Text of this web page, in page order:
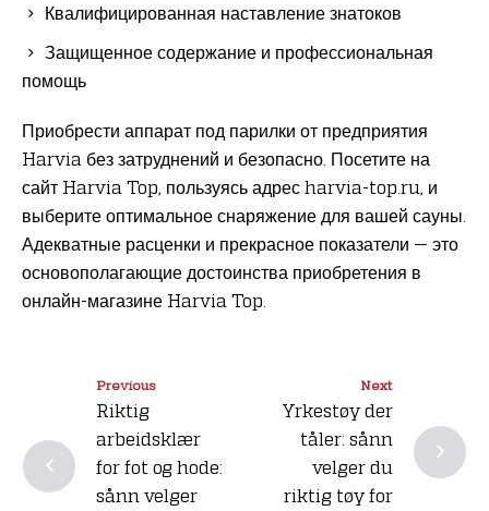
Квалифицированная наставление знатоков
Защищенное содержание и профессиональная
помощь
Приобрести аппарат под парилки от предприятия
Harvia без затруднений и безопасно. Посетите на
сайт Harvia Top, пользуясь адрес harvia-top.ru, и
выберите оптимальное снаряжение для вашей сауны.
Адекватные расценки и прекрасное показатели — это
основополагающие достоинства приобретения в
онлайн-магазине Harvia Top.
Previous
Riktig
arbeidsklær
for fot og hode:
sånn velger
Next
Yrkestøy der
tåler: sånn
velger du
riktig tøy for